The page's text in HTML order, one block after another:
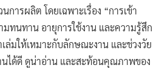
ารผลิต โดยเฉพาะเรื่อง “การเข้า
มทนทาน อายุการใช้งาน และความรู้สึก
ล่มให้เหมาะกับลักษณะงาน และช่วงวัย
นได้ดี ดูน่าอ่าน และสะท้อนคุณภาพของ